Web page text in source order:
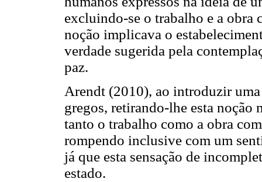
excluindo-se o trabalho e a obra
noção implicava o
verdade sugerida pela
paz.
Arendt (2010), ao introduzir
gregos, retirando-lhe esta
tanto o trabalho como a obra
rompendo inclusive com um
já que esta sensação de
estado.